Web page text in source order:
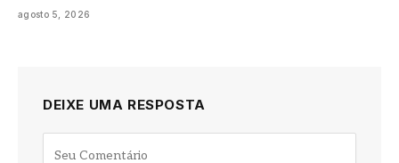
agosto 5, 2026
DEIXE UMA RESPOSTA